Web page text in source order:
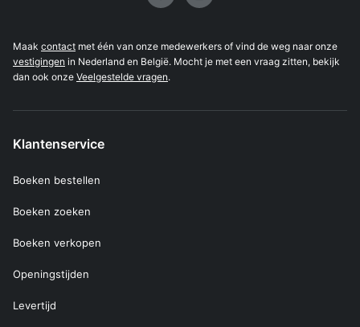
Maak contact met één van onze medewerkers of vind de weg naar onze
vestigingen in Nederland en België. Mocht je met een vraag zitten, bekijk
dan ook onze Veelgestelde vragen.
Klantenservice
Boeken bestellen
Boeken zoeken
Boeken verkopen
Openingstijden
Levertijd